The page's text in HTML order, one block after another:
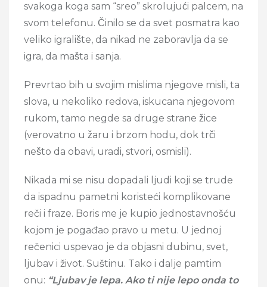
svakoga koga sam “sreo” skrolujući palcem, na
svom telefonu. Činilo se da svet posmatra kao
veliko igralište, da nikad ne zaboravlja da se
igra, da mašta i sanja.
Prevrtao bih u svojim mislima njegove misli, ta
slova, u nekoliko redova, iskucana njegovom
rukom, tamo negde sa druge strane žice
(verovatno u žaru i brzom hodu, dok trči
nešto da obavi, uradi, stvori, osmisli).
Nikada mi se nisu dopadali ljudi koji se trude
da ispadnu pametni koristeći komplikovane
reči i fraze. Boris me je kupio jednostavnošću
kojom je pogađao pravo u metu. U jednoj
rečenici uspevao je da objasni dubinu, svet,
ljubav i život. Suštinu. Tako i dalje pamtim
onu: “Ljubav je lepa. Ako ti nije lepo onda to